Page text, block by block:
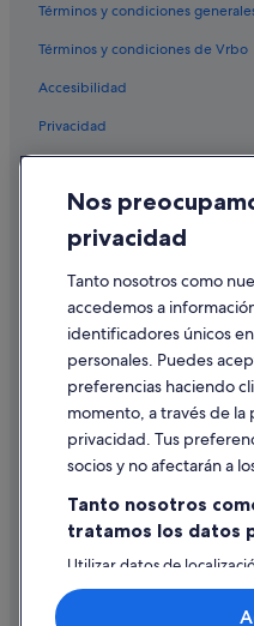
Hoteles cerca de Mercado de
Hoteles con wifi en Vigo
Pensiones en Estación de
Albergues en Estación de
Hoteles de 4 estrellas en Vigo
Silken hoteles en Vigo
Hotusa hoteles en Vigo
Hoteles con gimnasio en Vigo
Hoteles cerca de Castillo del
Pensiones en Vigo
Castillos en Estación de tren
Hoteles románticos en Vigo
Hoteles de 3 estrellas en Vigo
Hoteles cerca de Museo de
Términos y condiciones
Términos y condiciones de Vrbo
Accesibilidad
Privacidad
Condiciones de uso
Información legal/contacto
Pautas sobre el contenido y
Ayuda
Cancelar un vuelo
Cancelar una reserva de hotel o
Utilizar un cupón de Expedia
Documentos para viajes
Nos
privacidad
Tanto nosotros como
accedemos a
identificadores únicos
personales. Puedes
preferencias haciendo
momento, a través de
privacidad. Tus
socios y no afectarán a
Tanto nosotros
tratamos los datos
Utilizar datos de
activamente las
identificación.